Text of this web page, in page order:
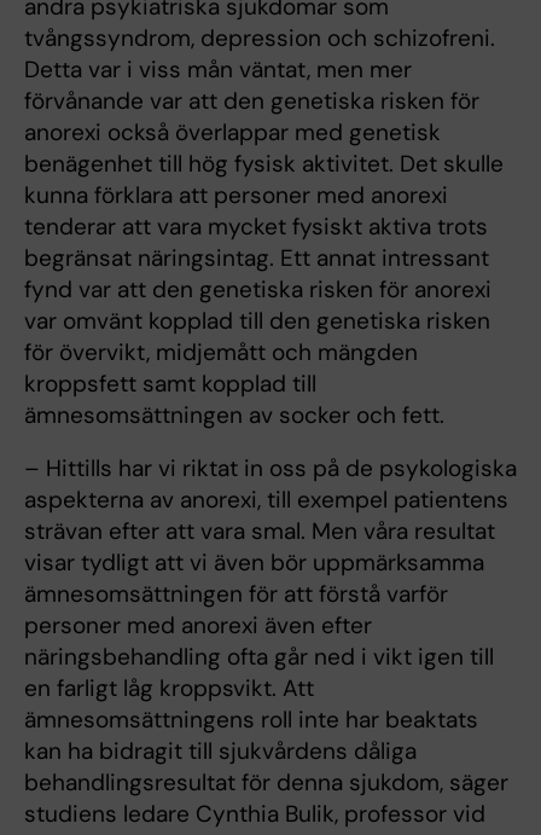
andra psykiatriska sjukdomar som
tvångssyndrom, depression och schizofreni.
Detta var i viss mån väntat, men mer
förvånande var att den genetiska risken för
anorexi också överlappar med genetisk
benägenhet till hög fysisk aktivitet. Det skulle
kunna förklara att personer med anorexi
tenderar att vara mycket fysiskt aktiva trots
begränsat näringsintag. Ett annat intressant
fynd var att den genetiska risken för anorexi
var omvänt kopplad till den genetiska risken
för övervikt, midjemått och mängden
kroppsfett samt kopplad till
ämnesomsättningen av socker och fett.
– Hittills har vi riktat in oss på de psykologiska
aspekterna av anorexi, till exempel patientens
strävan efter att vara smal. Men våra resultat
visar tydligt att vi även bör uppmärksamma
ämnesomsättningen för att förstå varför
personer med anorexi även efter
näringsbehandling ofta går ned i vikt igen till
en farligt låg kroppsvikt. Att
ämnesomsättningens roll inte har beaktats
kan ha bidragit till sjukvårdens dåliga
behandlingsresultat för denna sjukdom, säger
studiens ledare Cynthia Bulik, professor vid